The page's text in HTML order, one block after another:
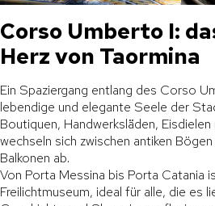
Corso Umberto I:
Herz von Taormina
Ein Spaziergang entlang des Corso
lebendige und elegante Seele der
Boutiquen, Handwerksläden,
wechseln sich zwischen antiken
Balkonen ab.
Von Porta Messina bis Porta Catania
Freilichtmuseum, ideal für alle, die es